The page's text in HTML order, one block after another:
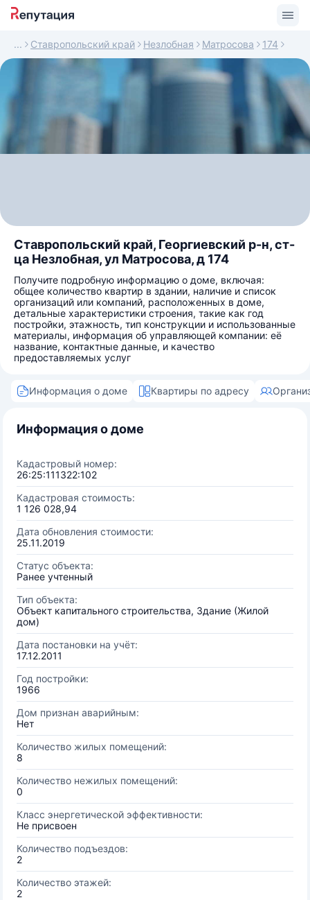
Ставропольский край Незлобная Матросова 174
Ставропольский край, Георгиевский р-н, ст-
ца Незлобная, ул Матросова, д 174
Получите подробную информацию о доме, включая:
общее количество квартир в здании, наличие и список
организаций или компаний, расположенных в доме,
детальные характеристики строения, такие как год
постройки, этажность, тип конструкции и использованные
материалы, информация об управляющей компании: её
название, контактные данные, и качество
предоставляемых услуг
Информация о доме Квартиры по адресу
Информация о доме
Кадастровый номер:
26:25:111322:102
Кадастровая стоимость:
1 126 028,94
Дата обновления стоимости:
25.11.2019
Статус объекта:
Ранее учтенный
Тип объекта:
Объект капитального строительства, Здание (Жилой
дом)
Дата постановки на учёт:
17.12.2011
Год постройки:
1966
Дом признан аварийным:
Нет
Количество жилых помещений:
8
Количество нежилых помещений:
0
Класс энергетической эффективности:
Не присвоен
Количество подъездов:
2
Количество этажей:
2